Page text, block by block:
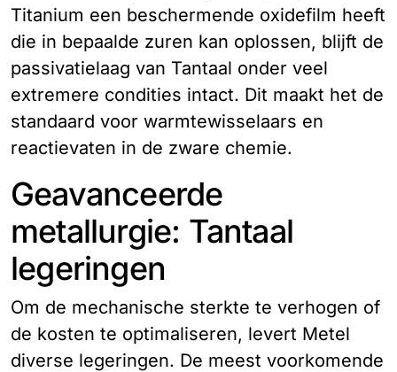
Titanium een beschermende oxidefilm heeft
die in bepaalde zuren kan oplossen, blijft de
passivatielaag van Tantaal onder veel
extremere condities intact. Dit maakt het de
standaard voor warmtewisselaars en
reactievaten in de zware chemie.
Geavanceerde
metallurgie: Tantaal
legeringen
Om de mechanische sterkte te verhogen of
de kosten te optimaliseren, levert Metel
diverse legeringen. De meest voorkomende